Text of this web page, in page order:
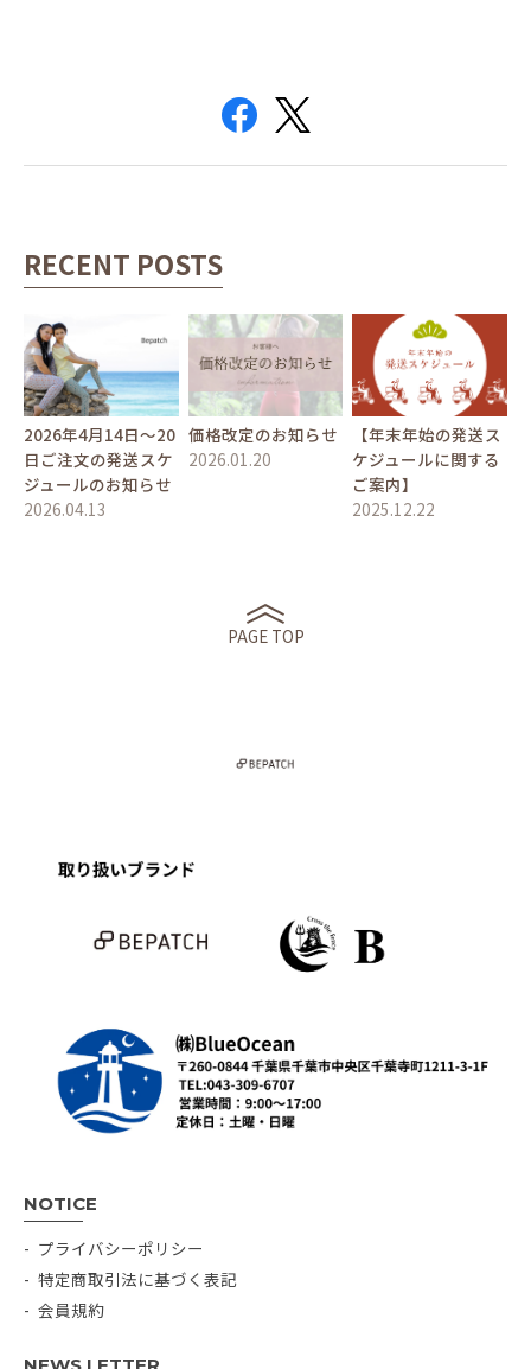
RECENT POSTS
2026年4月14日〜20
日ご注文の発送スケ
ジュールのお知らせ
2026.04.13
価格改定のお知らせ
2026.01.20
【年末年始の発送ス
ケジュールに関する
ご案内】
2025.12.22
PAGE TOP
NOTICE
プライバシーポリシー
特定商取引法に基づく表記
会員規約
NEWS LETTER